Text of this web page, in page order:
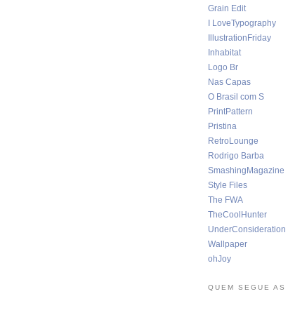
Grain Edit
I LoveTypography
IllustrationFriday
Inhabitat
Logo Br
Nas Capas
O Brasil com S
PrintPattern
Pristina
RetroLounge
Rodrigo Barba
SmashingMagazine
Style Files
The FWA
TheCoolHunter
UnderConsideration
Wallpaper
ohJoy
QUEM SEGUE